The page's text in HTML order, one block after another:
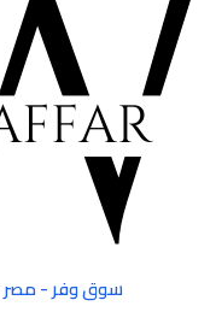
سوق وفر - مصر